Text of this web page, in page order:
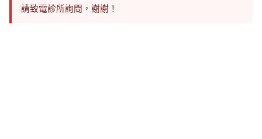
請致電診所詢問，謝謝！